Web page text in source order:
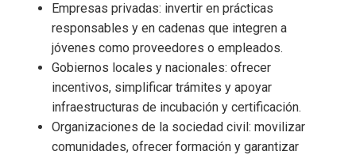
Empresas privadas: invertir en prácticas
responsables y en cadenas que integren a
jóvenes como proveedores o empleados.
Gobiernos locales y nacionales: ofrecer
incentivos, simplificar trámites y apoyar
infraestructuras de incubación y certificación.
Organizaciones de la sociedad civil: movilizar
comunidades, ofrecer formación y garantizar